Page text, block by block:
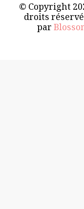
© Copyright
droits
par